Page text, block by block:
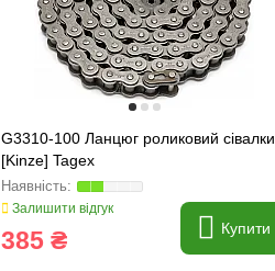
G3310-100 Ланцюг роликовий сівалки
[Kinze] Tagex
Залишити відгук
385 ₴ Купити